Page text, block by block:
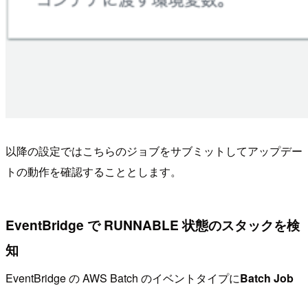
以降の設定ではこちらのジョブをサブミットしてアップデー
トの動作を確認することとします。
EventBridge で RUNNABLE 状態のスタックを検
知
EventBridge の AWS Batch のイベントタイプにBatch Job